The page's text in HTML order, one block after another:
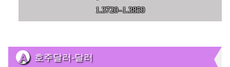
1.3720–1.3850
호주달러-달러